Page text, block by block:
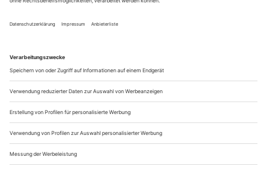
es nicht vom Kunden auf der Seite „Mein Konto/Meine
Bestellungen“ auf www.der-theaterverlag.de gekündigt
in Kraft.
Aus steuerlichen Gründen abweichende Preise für Käufe
außerhalb Deutschlands (Endpreis vor Auslösen der Bestellung
ersichtlich)